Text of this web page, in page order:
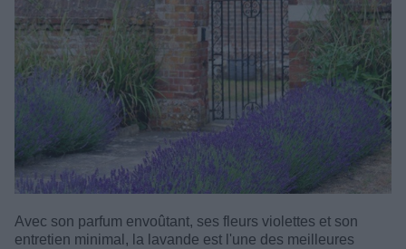
Avec son parfum envoûtant, ses fleurs violettes et son
entretien minimal, la lavande est l'une des meilleures